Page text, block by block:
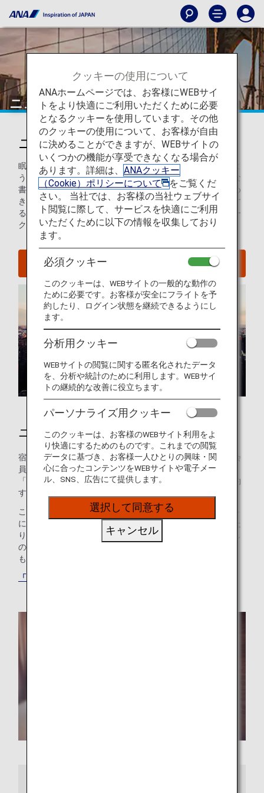
ニューヨーク
ニューヨークを知ろう
眠らない都市ニューヨークは、旅行者にとってまさに夢のよ
うな場所です。街中には輝かしい摩天楼、通りには魅力的な
書店や流行の最先端を行くカフェ、ユニークなお店がひしめ
き合っています。ニューヨークシティを本当の意味で経験す
るには、さまざまな地区を訪ね、この世界的大都市のユニー
クな視点を発見してみてください。
ニューヨークへのフライトを探す
ニューヨークのホテル
宿泊施設のご予約はお済みですか？ANAマイレージクラブ会
員のお客様は、世界の約100万軒のホテルが利用できる
「ANAワールドホテル」サービスを使って、ホテルをご予約
することができます。
このサービスを使えば、ANAマイレージクラブのアカウント
にログインして最適なホテルを選ぶだけで、マイルを貯めた
り使ったりできます。ご家族でプール付きのホテルをお探し
の方も、ご出張のニーズにお応えするホテルをお探しの方
も、最適な「もうひとつの我が家」が見つかります。
「ANAワールドホテル」サービスでホテルを探す
クッキーの使用について
ANAホームページでは、お客様にWEBサイ
トをより快適にご利用いただくために必要
となるクッキーを使用しています。その他
のクッキーの使用について、お客様が自由
に決めることができますが、WEBサイトの
いくつかの機能が享受できなくなる場合が
あります。詳細は、 ANAクッキー
（Cookie）ポリシーについて
をご覧くだ
さい。 当社では、お客様の当社ウェブサイ
ト閲覧に際して、サービスを快適にご利用
いただくために以下の情報を収集しており
ます。
必須クッキー
このクッキーは、WEBサイトの一般的な動作の
ために必要です。お客様が安全にフライトを予
約したり、ログイン状態を継続できるようにし
ます。
分析用クッキー
WEBサイトの閲覧に関する匿名化されたデータ
を、分析や統計のために利用します。WEBサイ
トの継続的な改善に役立ちます。
パーソナライズ用クッキー
このクッキーは、お客様のWEBサイト利用をよ
り快適にするためのものです。これまでの閲覧
データに基づき、お客様一人ひとりの興味・関
心に合ったコンテンツをWEBサイトや電子メー
ル、SNS、広告にて提供します。
選択して同意する
キャンセル